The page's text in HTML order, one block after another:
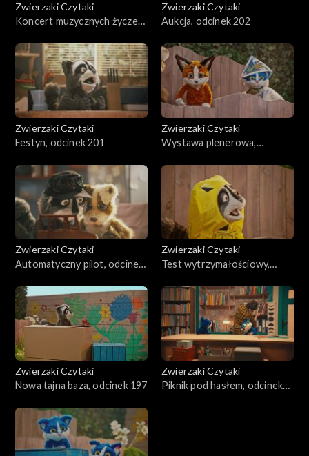
Zwierzaki Czytaki
Koncert muzycznych życzeń,
Zwierzaki Czytaki
Aukcja, odcinek 202
Zwierzaki Czytaki
Festyn, odcinek 201
Zwierzaki Czytaki
Wystawa plenerowa,
Zwierzaki Czytaki
Automatyczny pilot, odcinek
Zwierzaki Czytaki
Test wytrzymałościowy,
Zwierzaki Czytaki
Nowa tajna baza, odcinek 197
Zwierzaki Czytaki
Piknik pod hasłem, odcinek